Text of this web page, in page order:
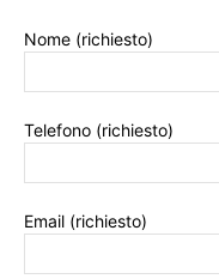
Nome (richiesto)
Telefono (richiesto)
Email (richiesto)